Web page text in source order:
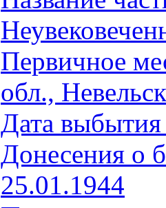
Первичное
обл.,
Дата
Донесения о
25.01.1944